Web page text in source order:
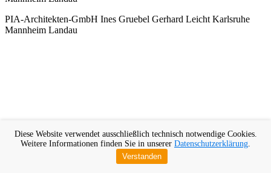
PIA-Architekten-GmbH Ines Gruebel Gerhard Leicht Karlsruhe
Mannheim Landau
Diese Website verwendet ausschließlich technisch notwendige Cookies.
Weitere Informationen finden Sie in unserer Datenschutzerklärung.
Verstanden